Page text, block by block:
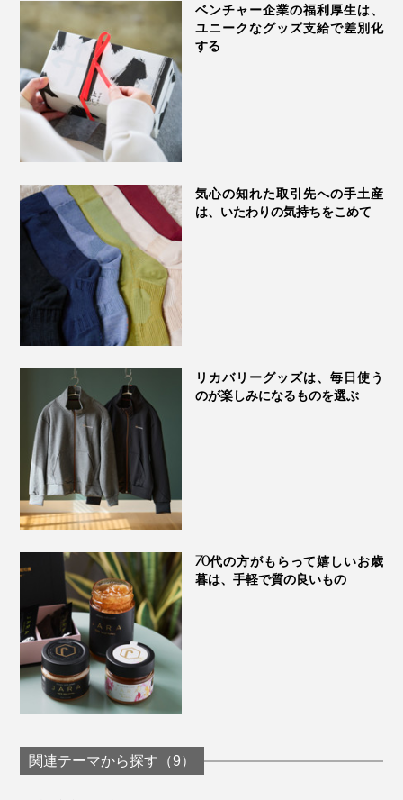
ベンチャー企業の福利厚生は、
ユニークなグッズ支給で差別化
する
気心の知れた取引先への手土産
は、いたわりの気持ちをこめて
リカバリーグッズは、毎日使う
のが楽しみになるものを選ぶ
70代の方がもらって嬉しいお歳
暮は、手軽で質の良いもの
関連テーマから探す（9）